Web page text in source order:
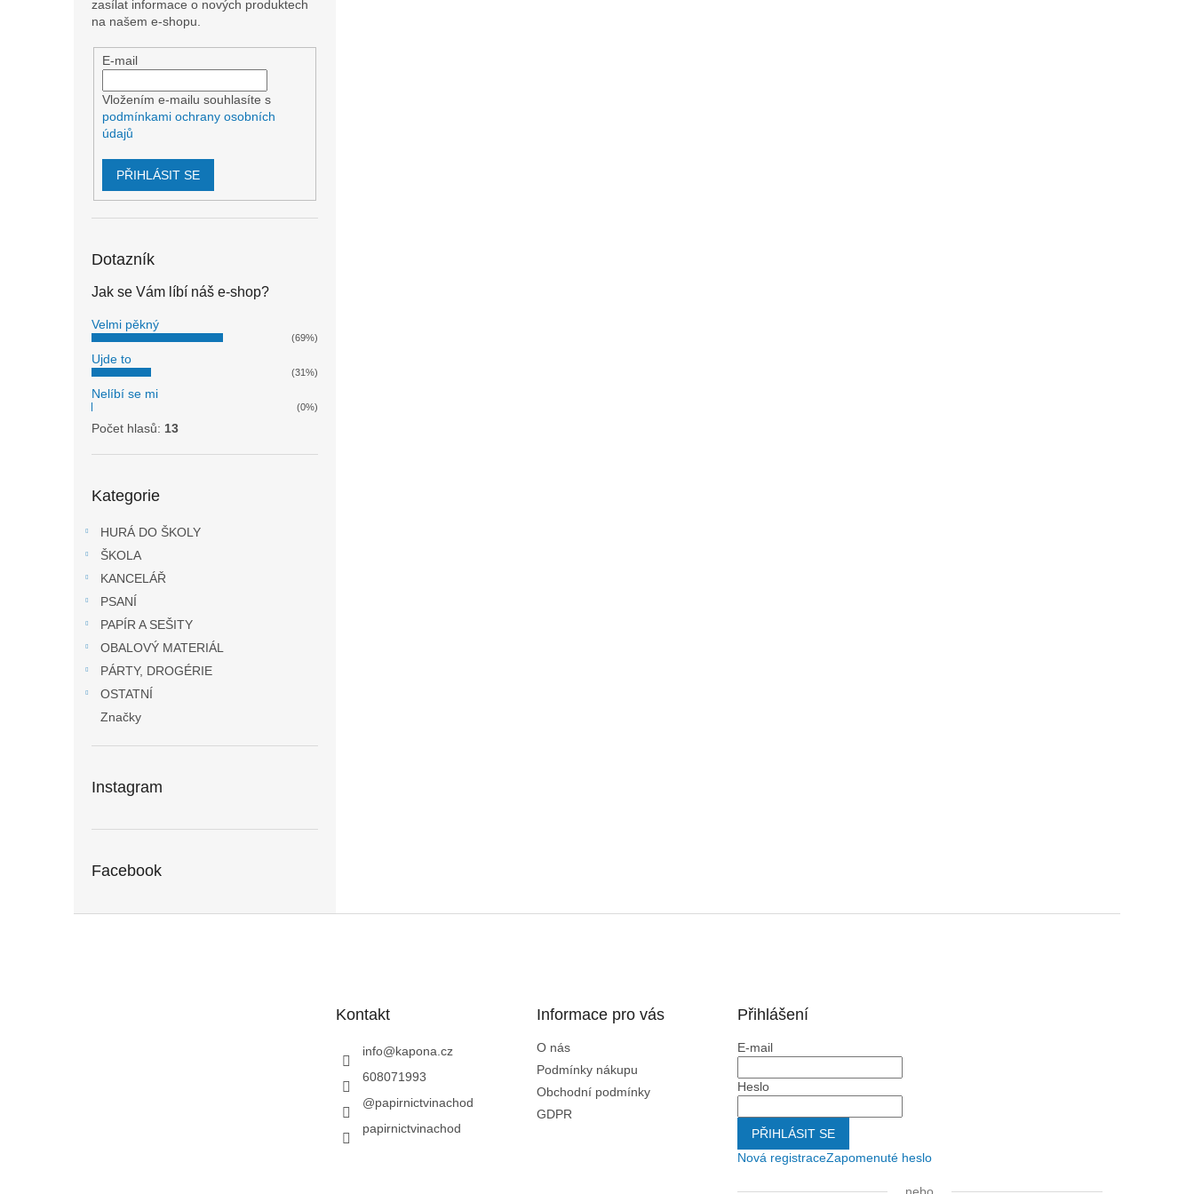
zasílat informace o nových produktech
na našem e-shopu.
E-mail
Vložením e-mailu souhlasíte s
podmínkami ochrany osobních
údajů
PŘIHLÁSIT SE
Dotazník
Jak se Vám líbí náš e-shop?
Velmi pěkný
(69%)
Ujde to
(31%)
Nelíbí se mi
(0%)
Počet hlasů: 13
kategorie
Kategorie
HURÁ DO ŠKOLY
ŠKOLA
KANCELÁŘ
PSANÍ
PAPÍR A SEŠITY
OBALOVÝ MATERIÁL
PÁRTY, DROGÉRIE
OSTATNÍ
Značky
Instagram
Facebook
Kontakt
info@kapona.cz
608071993
@papirnictvinachod
papirnictvinachod
Informace pro vás
O nás
Podmínky nákupu
Obchodní podmínky
GDPR
Přihlášení
E-mail
Heslo
PŘIHLÁSIT SE
Nová registraceZapomenuté heslo